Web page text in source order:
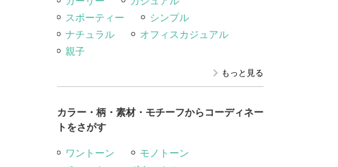
スポーティー
シンプル
ナチュラル
オフィスカジュアル
親子
もっと見る
カラー・柄・素材・モチーフからコーディネー
トをさがす
ワントーン
モノトーン